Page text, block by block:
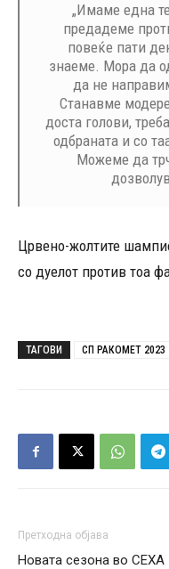
„Имаме една
предадеме
повеќе пати
знаеме. Мора да
да не
Станавме
доста голови,
одбраната и со
Можеме да
Црвено-жолтите
со дуелот против тоа
ТАГОВИ СП РАКОМЕТ 2023
Претходна објава
Новата сезона во СЕХА